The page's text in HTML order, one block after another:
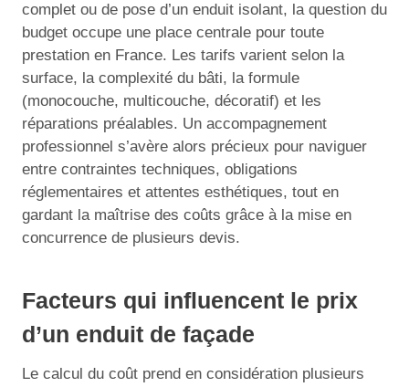
complet ou de pose d’un enduit isolant, la question du
budget occupe une place centrale pour toute
prestation en France. Les tarifs varient selon la
surface, la complexité du bâti, la formule
(monocouche, multicouche, décoratif) et les
réparations préalables. Un accompagnement
professionnel s’avère alors précieux pour naviguer
entre contraintes techniques, obligations
réglementaires et attentes esthétiques, tout en
gardant la maîtrise des coûts grâce à la mise en
concurrence de plusieurs devis.
Facteurs qui influencent le prix
d’un enduit de façade
Le calcul du coût prend en considération plusieurs